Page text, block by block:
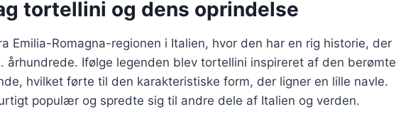
tortellini og dens oprindelse
Emilia-Romagna-regionen i Italien, hvor den har en rig historie, der
århundrede. Ifølge legenden blev tortellini inspireret af den berømte
hvilket førte til den karakteristiske form, der ligner en lille navle.
populær og spredte sig til andre dele af Italien og verden.